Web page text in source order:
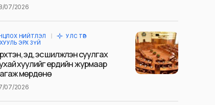
07/2026
НИЙТЛЭЛ
УЛС ТӨР
ХУУЛЬ ЭРХ ЗҮЙ
эд, эс шилжүүлэн суулгах
хуулийг ердийн журмаар
мөрдөнө
07/2026